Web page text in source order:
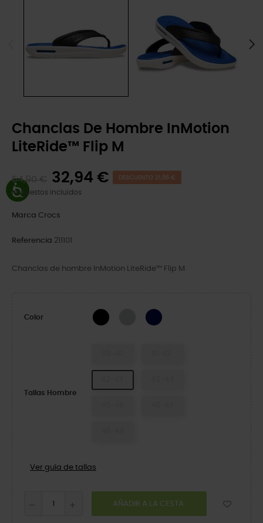
Chanclas De Hombre InMotion
LiteRide™ Flip M
54,90 € 32,94 € DESCUENTO 21,96 €
Impuestos incluidos
Marca Crocs
Referencia 211101
Chanclas de hombre InMotion LiteRide™ Flip M
Color Black Navy
Tallas Hombre
Ver guía de tallas
AÑADIR A LA CESTA